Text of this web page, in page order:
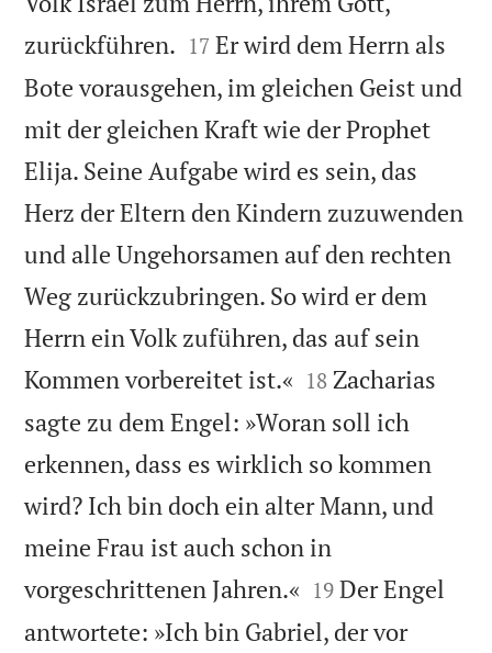
zurückführen. 

17 Er wird dem Herrn als
Bote vorausgehen, im gleichen Geist und
mit der gleichen Kraft wie der Prophet
Elija. Seine Aufgabe wird es sein, das
Herz der Eltern den Kindern zuzuwenden
und alle Ungehorsamen auf den rechten
Weg zurückzubringen. So wird er dem
Herrn ein Volk zuführen, das auf sein
Kommen vorbereitet ist.« 

18 Zacharias
sagte zu dem Engel: »Woran soll ich
erkennen, dass es wirklich so kommen
wird? Ich bin doch ein alter Mann, und
meine Frau ist auch schon in
vorgeschrittenen Jahren.« 

19 Der Engel
antwortete: »Ich bin Gabriel, der vor